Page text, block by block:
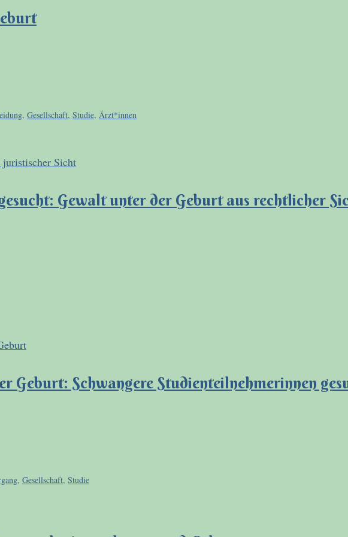
, Gesellschaft, Studie, Ärzt*innen
Gewalt unter der Geburt aus rechtlicher
Geburt: Schwangere Studienteilnehmerinnen
, Gesellschaft, Studie